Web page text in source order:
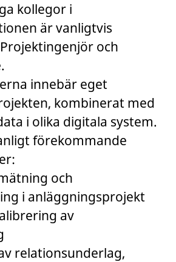
kollegor i
är vanligtvis
och
innebär eget
kombinerat med
i olika digitala system.
förekommande
och
i anläggningsprojekt
av
relationsunderlag,